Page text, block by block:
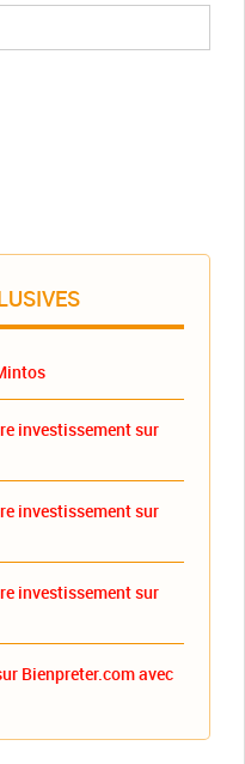
investissement sur
investissement sur
investissement sur
Bienpreter.com avec